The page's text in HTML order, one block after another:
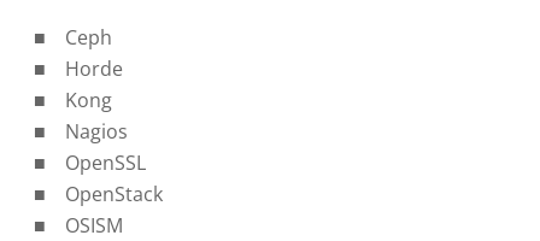
Ceph
Horde
Kong
Nagios
OpenSSL
OpenStack
OSISM